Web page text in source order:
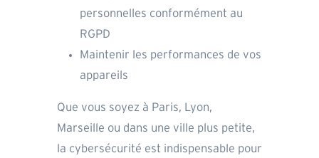
personnelles conformément au
RGPD
Maintenir les performances de vos
appareils
Que vous soyez à Paris, Lyon,
Marseille ou dans une ville plus petite,
la cybersécurité est indispensable pour